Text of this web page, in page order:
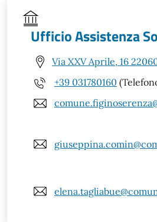
Ufficio Assistenza
Via XXV Aprile, 16
+39 031780160